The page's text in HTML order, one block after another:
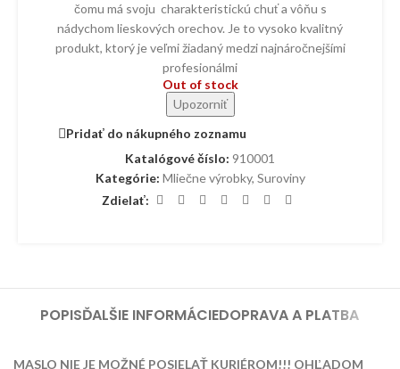
čomu má svoju charakteristickú chuť a vôňu s
nádychom lieskových orechov. Je to vysoko kvalitný
produkt, ktorý je veľmi žiadaný medzi najnáročnejšími
profesionálmi
Out of stock
Upozorniť
Pridať do nákupného zoznamu
Katalógové číslo: 910001
Kategórie: Mliečne výrobky, Suroviny
Zdielať:
POPISĎALŠIE INFORMÁCIEDOPRAVA A PLATBA
MASLO NIE JE MOŽNÉ POSIELAŤ KURIÉROM!!! OHĽADOM